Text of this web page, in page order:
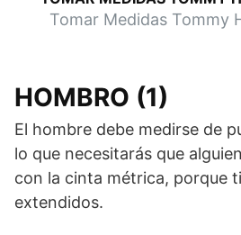
Tomar Medidas Tommy
HOMBRO (1)
El hombre debe medirse de
lo que necesitarás que
con la cinta métrica, porque
extendidos.